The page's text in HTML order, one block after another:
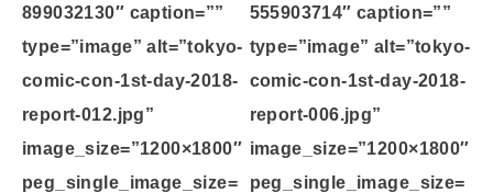
899032130″ caption=””
type=”image” alt=”tokyo-
comic-con-1st-day-2018-
report-012.jpg”
image_size=”1200×1800″
peg_single_image_size=
555903714″ caption=””
type=”image” alt=”tokyo-
comic-con-1st-day-2018-
report-006.jpg”
image_size=”1200×1800″
peg_single_image_size=